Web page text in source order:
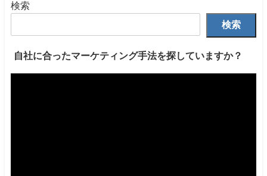
検索
検索
自社に合ったマーケティング手法を探していますか？